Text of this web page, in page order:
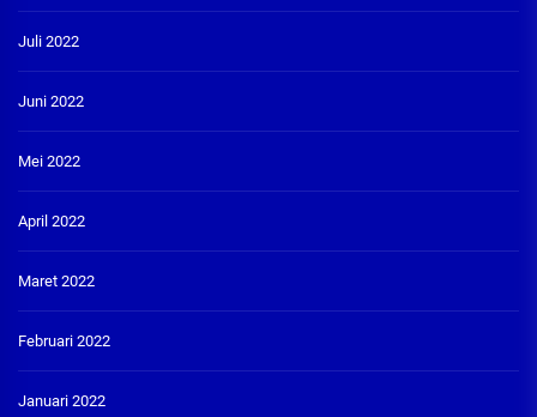
Juli 2022
Juni 2022
Mei 2022
April 2022
Maret 2022
Februari 2022
Januari 2022